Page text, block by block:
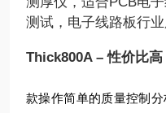
测试，电子线路板行
Thick800A –性价比高
款操作简单的质量控制